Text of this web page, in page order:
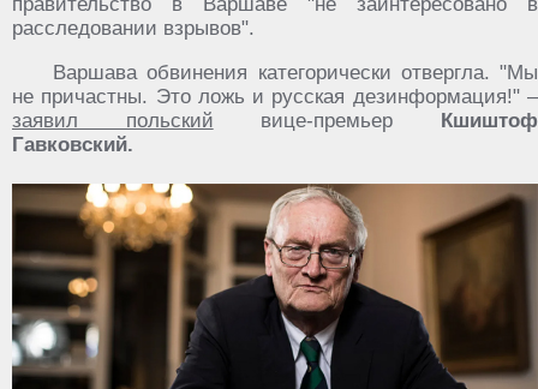
расследовании взрывов".
Варшава обвинения категорически отвергла. "Мы
не причастны. Это ложь и русская дезинформация!" –
заявил польский вице-премьер Кшиштоф
Гавковский.